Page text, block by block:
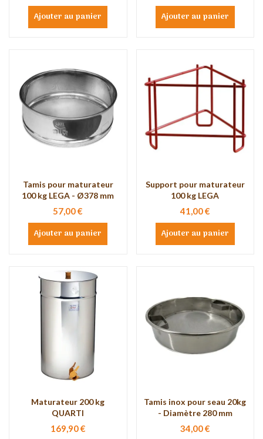
Ajouter au panier Ajouter au panier
Tamis pour maturateur
100 kg LEGA - Ø378 mm
57,00 €
Ajouter au panier
Support pour maturateur
100 kg LEGA
41,00 €
Ajouter au panier
Maturateur 200 kg
QUARTI
169,90 €
Tamis inox pour seau 20kg
- Diamètre 280 mm
34,00 €